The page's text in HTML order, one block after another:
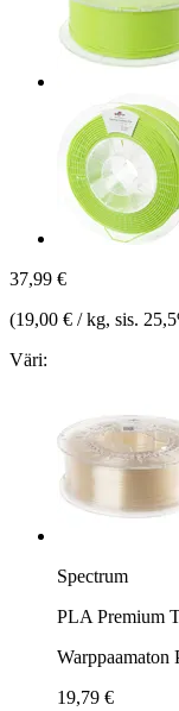
37,99 €
(19,00 € / kg, sis.
Väri:
Spectrum
PLA Premium
Warppaamaton
19,79 €